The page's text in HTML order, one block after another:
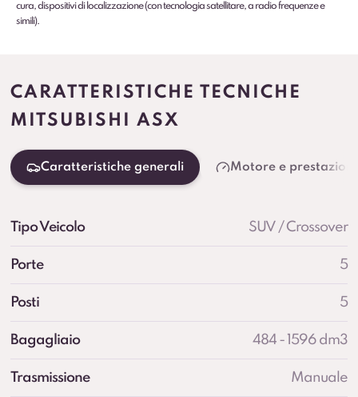
cura, dispositivi di localizzazione (con tecnologia satellitare, a radio frequenze e
simili).
CARATTERISTICHE TECNICHE
MITSUBISHI ASX
Caratteristiche generali Motore e prestazioni
Tipo Veicolo SUV / Crossover
Porte 5
Posti 5
Bagagliaio 484 - 1596 dm3
Trasmissione Manuale